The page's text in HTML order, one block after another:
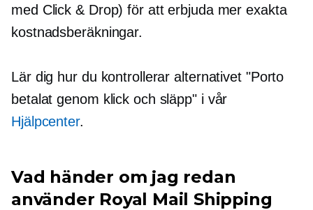
med Click & Drop) för att erbjuda mer exakta
kostnadsberäkningar.
Lär dig hur du kontrollerar alternativet "Porto
betalat genom klick och släpp" i vår
Hjälpcenter.
Vad händer om jag redan
använder Royal Mail Shipping